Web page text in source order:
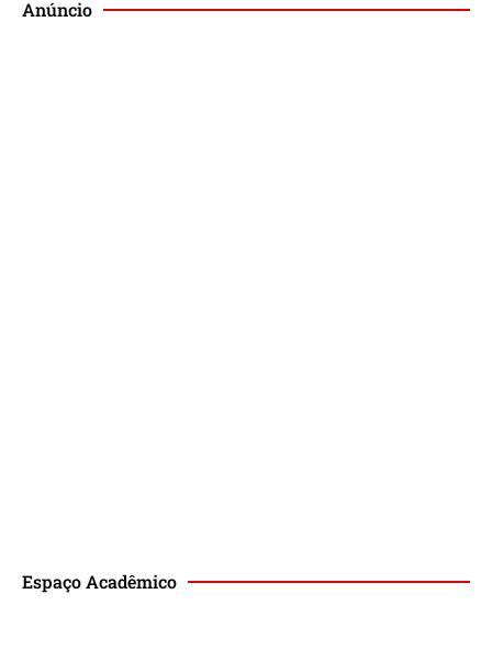
Anúncio
Espaço Acadêmico